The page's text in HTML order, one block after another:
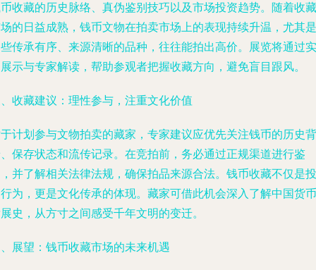
收藏的历史脉络、真伪鉴别技巧以及市场投资趋势。随着收藏
的日益成熟，钱币文物在拍卖市场上的表现持续升温，尤其是
传承有序、来源清晰的品种，往往能拍出高价。展览将通过实
示与专家解读，帮助参观者把握收藏方向，避免盲目跟风。
收藏建议：理性参与，注重文化价值
计划参与文物拍卖的藏家，专家建议应优先关注钱币的历史背
保存状态和流传记录。在竞拍前，务必通过正规渠道进行鉴
并了解相关法律法规，确保拍品来源合法。钱币收藏不仅是投
为，更是文化传承的体现。藏家可借此机会深入了解中国货币
史，从方寸之间感受千年文明的变迁。
展望：钱币收藏市场的未来机遇